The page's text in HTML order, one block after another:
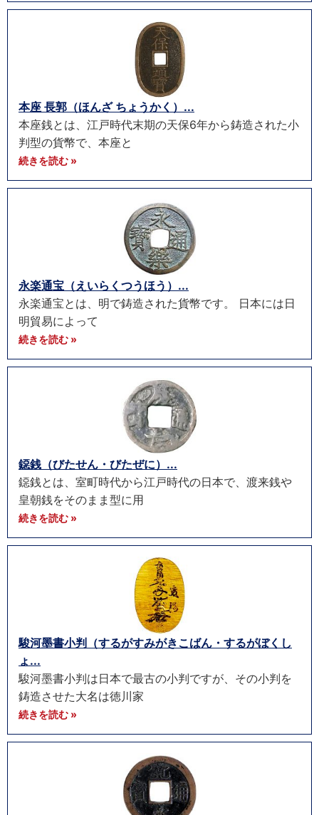
本座 長郭（ほんざ ちょうかく）...
本座銭とは、江戸時代末期の天保6年から鋳造された小
判型の貨幣で、本座と
続きを読む »
永楽通宝（えいらくつうほう）...
永楽通宝とは、明で鋳造された貨幣です。 日本には日
明貿易によって
続きを読む »
鐚銭（びたせん・びたぜに）...
鐚銭とは、室町時代から江戸時代の日本で、渡来銭や
皇朝銭をそのまま型に用
続きを読む »
駿河墨書小判（するがすみがきこばん・するがぼくし
ょ...
駿河墨書小判は日本で最古の小判ですが、その小判を
鋳造させた大名は徳川家
続きを読む »